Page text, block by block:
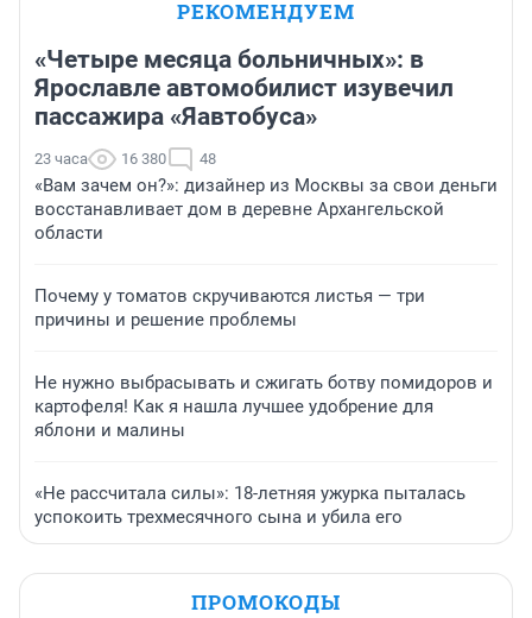
РЕКОМЕНДУЕМ
«Четыре месяца больничных»: в
Ярославле автомобилист изувечил
пассажира «Яавтобуса»
23 часа 16 380 48
«Вам зачем он?»: дизайнер из Москвы за свои деньги
восстанавливает дом в деревне Архангельской
области
Почему у томатов скручиваются листья — три
причины и решение проблемы
Не нужно выбрасывать и сжигать ботву помидоров и
картофеля! Как я нашла лучшее удобрение для
яблони и малины
«Не рассчитала силы»: 18-летняя ужурка пыталась
успокоить трехмесячного сына и убила его
ПРОМОКОДЫ